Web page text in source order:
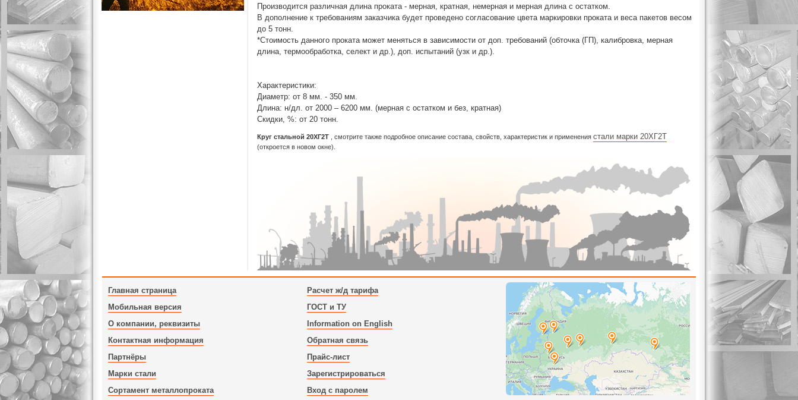
Производится различная длина проката - мерная, кратная, немерная и мерная длина с остатком.
В дополнение к требованиям заказчика будет проведено согласование цвета маркировки проката и веса пакетов весом
до 5 тонн.
*Стоимость данного проката может меняться в зависимости от доп. требований (обточка (ГП), калибровка, мерная
длина, термообработка, селект и др.), доп. испытаний (узк и др.).
Характеристики:
Диаметр: от 8 мм. - 350 мм.
Длина: н/дл. от 2000 – 6200 мм. (мерная с остатком и без, кратная)
Скидки, %: от 20 тонн.
Круг стальной 20ХГ2Т , смотрите также подробное описание состава, свойств, характеристик и применения стали марки 20ХГ2Т
(откроется в новом окне).
Главная страница
Мобильная версия
О компании, реквизиты
Контактная информация
Партнёры
Марки стали
Сортамент металлопроката
Расчет ж/д тарифа
ГОСТ и ТУ
Information on English
Обратная связь
Прайс-лист
Зарегистрироваться
Вход с паролем